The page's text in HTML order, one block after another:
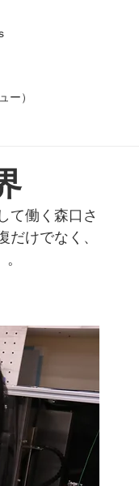
ー）
て働く森口さ
けでなく、